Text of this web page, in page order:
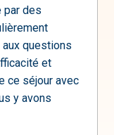
par des
questions
et
ce séjour avec
y avons